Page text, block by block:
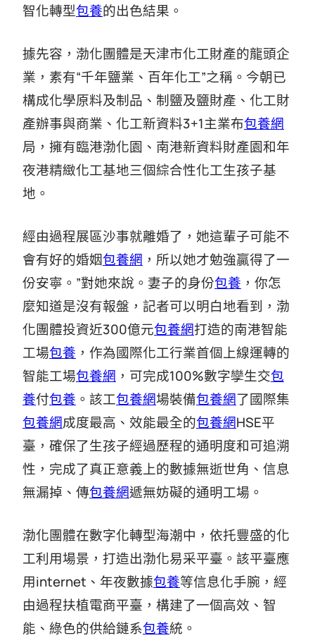
智化轉型包養的出色結果。
據先容，渤化團體是天津市化工財產的龍頭企
業，素有“千年鹽業、百年化工”之稱。今朝已
構成化學原料及制品、制鹽及鹽財產、化工財
產辦事與商業、化工新資料3+1主業布包養網
局，擁有臨港渤化園、南港新資料財產園和年
夜港精緻化工基地三個綜合性化工生孩子基
地。
經由過程展區沙事就離婚了，她這輩子可能不
會有好的婚姻包養網 ，所以她才勉強贏得了一
份安寧。”對她來說。妻子的身份包養 ，你怎
麼知道是沒有報盤，記者可以明白地看到，渤
化團體投資近300億元包養網打造的南港智能
工場包養 ，作為國際化工行業首個上線運轉的
智能工場包養網 ，可完成100%數字孿生交包
養付包養 。該工包養網場裝備包養網了國際集
包養網成度最高、效能最全的包養網HSE平
臺，確保了生孩子經過歷程的通明度和可追溯
性，完成了真正意義上的數據無逝世角、信息
無漏掉、傳包養網遞無妨礙的通明工場。
渤化團體在數字化轉型海潮中，依托豐盛的化
工利用場景，打造出渤化易采平臺。該平臺應
用internet、年夜數據包養等信息化手腕，經
由過程扶植電商平臺，構建了一個高效、智
能、綠色的供給鏈系包養統。